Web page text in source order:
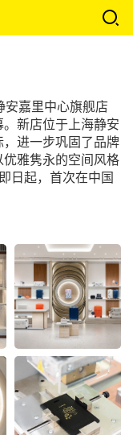
安嘉里中心旗舰店
新店位于上海静安
进一步巩固了品牌
雅隽永的空间风格
日起，首次在中国